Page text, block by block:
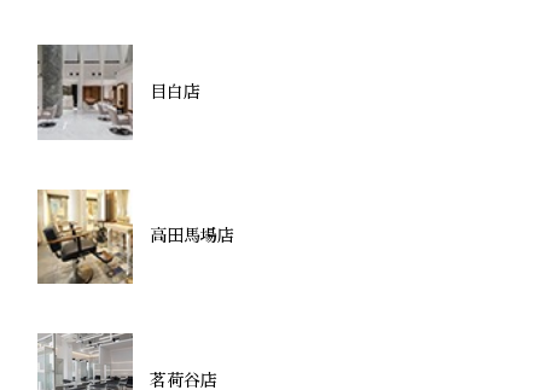
目白店
高田馬場店
茗荷谷店